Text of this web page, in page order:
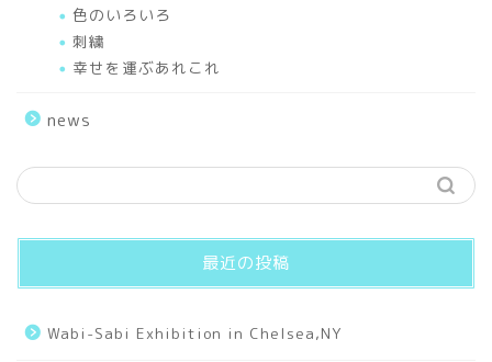
色のいろいろ
刺繍
幸せを運ぶあれこれ
news
最近の投稿
Wabi-Sabi Exhibition in Chelsea,NYOld Days